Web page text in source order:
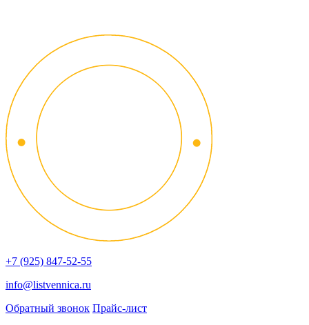
+7 (925) 847-52-55
info@listvennica.ru
Обратный звонок Прайс-лист